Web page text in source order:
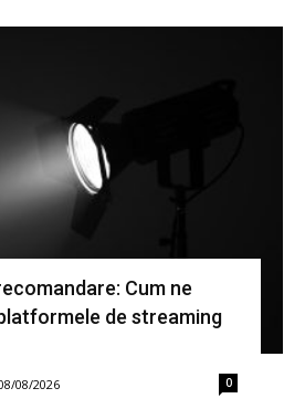
Cum ne
de streaming
08/2026 0